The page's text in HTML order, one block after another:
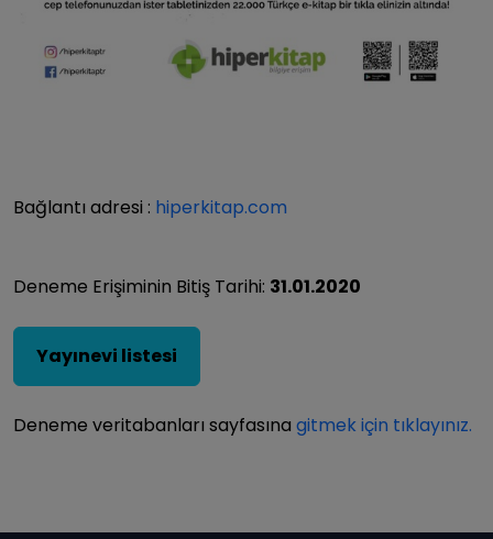
Bağlantı adresi : hiperkitap.com
Deneme Erişiminin Bitiş Tarihi: 31.01.2020
Yayınevi listesi
Deneme veritabanları sayfasına gitmek için tıklayınız.